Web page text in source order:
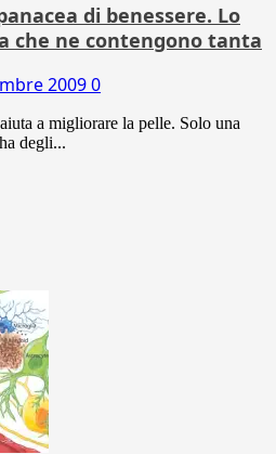
di benessere. Lo
che ne contengono tanta
20090
a migliorare la pelle. Solo una
degli...